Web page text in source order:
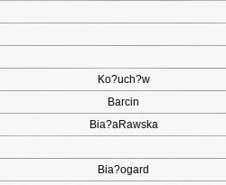
Ko?uch?w
Barcin
Bia?aRawska
Bia?ogard